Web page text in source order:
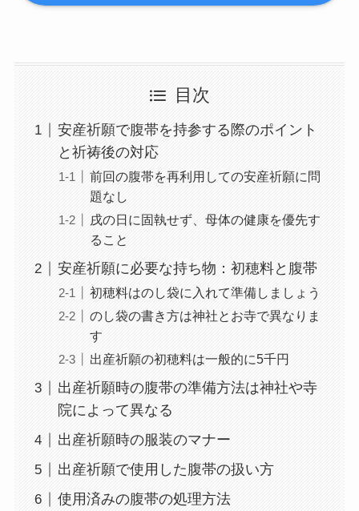
目次
安産祈願で腹帯を持参する際のポイント
と祈祷後の対応
前回の腹帯を再利用しての安産祈願に問
題なし
戌の日に固執せず、母体の健康を優先す
ること
安産祈願に必要な持ち物：初穂料と腹帯
初穂料はのし袋に入れて準備しましょう
のし袋の書き方は神社とお寺で異なりま
す
出産祈願の初穂料は一般的に5千円
出産祈願時の腹帯の準備方法は神社や寺
院によって異なる
出産祈願時の服装のマナー
出産祈願で使用した腹帯の扱い方
使用済みの腹帯の処理方法